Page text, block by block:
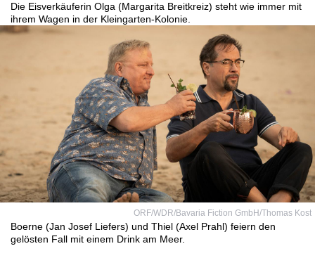
Die Eisverkäuferin Olga (Margarita Breitkreiz) steht wie immer mit
ihrem Wagen in der Kleingarten-Kolonie.
ORF/WDR/Bavaria Fiction GmbH/Thomas Kost
Boerne (Jan Josef Liefers) und Thiel (Axel Prahl) feiern den
gelösten Fall mit einem Drink am Meer.